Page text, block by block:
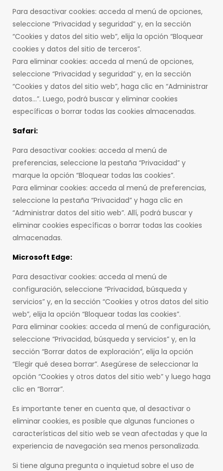
Para desactivar cookies: acceda al menú de opciones,
seleccione “Privacidad y seguridad” y, en la sección
“Cookies y datos del sitio web”, elija la opción “Bloquear
cookies y datos del sitio de terceros”.
Para eliminar cookies: acceda al menú de opciones,
seleccione “Privacidad y seguridad” y, en la sección
“Cookies y datos del sitio web”, haga clic en “Administrar
datos…”. Luego, podrá buscar y eliminar cookies
específicas o borrar todas las cookies almacenadas.
Safari:
Para desactivar cookies: acceda al menú de
preferencias, seleccione la pestaña “Privacidad” y
marque la opción “Bloquear todas las cookies”.
Para eliminar cookies: acceda al menú de preferencias,
seleccione la pestaña “Privacidad” y haga clic en
“Administrar datos del sitio web”. Allí, podrá buscar y
eliminar cookies específicas o borrar todas las cookies
almacenadas.
Microsoft Edge:
Para desactivar cookies: acceda al menú de
configuración, seleccione “Privacidad, búsqueda y
servicios” y, en la sección “Cookies y otros datos del sitio
web”, elija la opción “Bloquear todas las cookies”.
Para eliminar cookies: acceda al menú de configuración,
seleccione “Privacidad, búsqueda y servicios” y, en la
sección “Borrar datos de exploración”, elija la opción
“Elegir qué desea borrar”. Asegúrese de seleccionar la
opción “Cookies y otros datos del sitio web” y luego haga
clic en “Borrar”.
Es importante tener en cuenta que, al desactivar o
eliminar cookies, es posible que algunas funciones o
características del sitio web se vean afectadas y que la
experiencia de navegación sea menos personalizada.
Si tiene alguna pregunta o inquietud sobre el uso de